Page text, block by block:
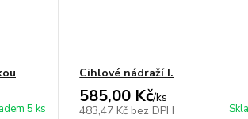
5 ks
Cihlové nádraží I.
585,00 Kč/ks
483,47 Kč bez DPH